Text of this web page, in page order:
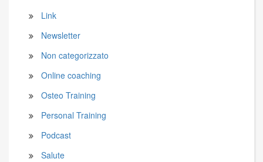
Link
Newsletter
Non categorizzato
Online coaching
Osteo Training
Personal Training
Podcast
Salute